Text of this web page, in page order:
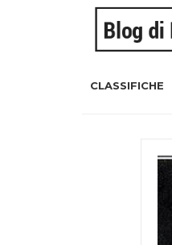
CLASSIFICHE